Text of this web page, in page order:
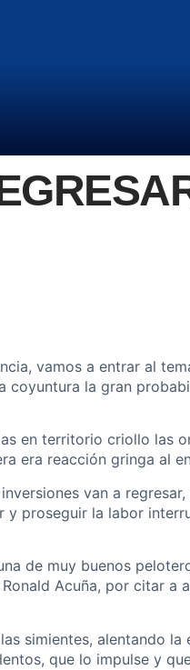
vamos a entrar al
la gran
en territorio criollo las
era reacción gringa al
van a
proseguir la labor
de muy buenos
Acuña, por citar
simientes, alentando
que lo impulse y